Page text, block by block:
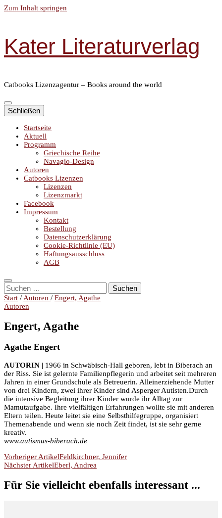
Zum Inhalt springen
Kater Literaturverlag
Catbooks Lizenzagentur – Books around the world
Schließen
Startseite
Aktuell
Programm
Griechische Reihe
Navagio-Design
Autoren
Catbooks Lizenzen
Lizenzen
Lizenzmarkt
Facebook
Impressum
Kontakt
Bestellung
Datenschutzerklärung
Cookie-Richtlinie (EU)
Haftungsausschluss
AGB
Suchen
nach:
Start / Autoren / Engert, Agathe
Autoren
Engert, Agathe
Agathe Engert
AUTORIN | 1966 in Schwäbisch-Hall geboren, lebt in Biberach an
der Riss. Sie ist gelernte Familienpflegerin und arbeitet seit mehreren
Jahren in einer Grundschule als Betreuerin. Alleinerziehende Mutter
von drei Kindern, zwei ihrer Kinder sind Asperger Autisten.Durch
die intensive Begleitung ihrer Kinder wurde ihr Alltag zur
Mamutaufgabe. Ihre vielfältigen Erfahrungen wollte sie mit anderen
Eltern teilen. Heute leitet sie eine Selbsthilfegruppe, organisiert
Themenabende und wenn sie noch Zeit findet, ist sie sehr gerne
kreativ.
www.autismus-biberach.de
Beitragsnavigation
Vorheriger ArtikelFeldkirchner, Jennifer
Nächster ArtikelEberl, Andrea
Für Sie vielleicht ebenfalls interessant ...